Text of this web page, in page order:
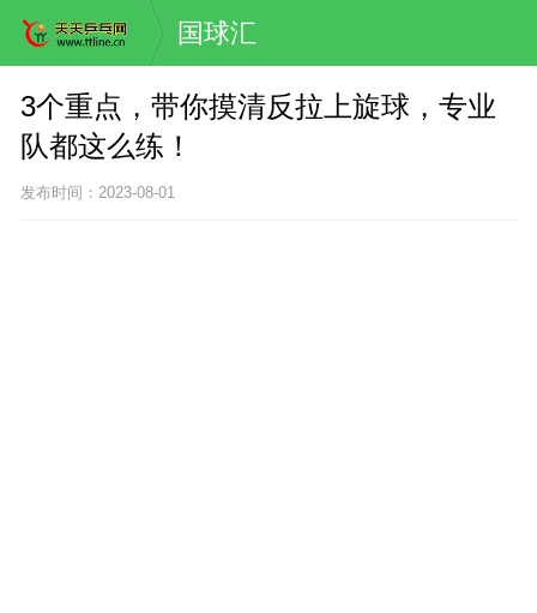
国球汇
3个重点，带你摸清反拉上旋球，专业
队都这么练！
发布时间：2023-08-01